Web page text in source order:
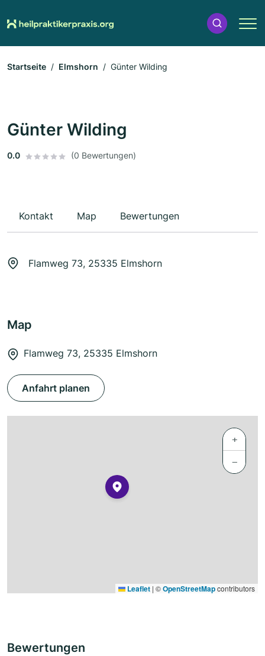
Startseite Elmshorn Günter Wilding
Günter Wilding
0.0 (0 Bewertungen)
Kontakt Map Bewertungen
Flamweg 73, 25335 Elmshorn
Map
Flamweg 73, 25335 Elmshorn
Anfahrt planen
+
−
Leaflet | ©OpenStreetMapcontributors
Bewertungen